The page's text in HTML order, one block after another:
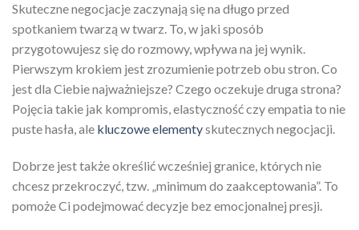
Skuteczne negocjacje zaczynają się na długo przed
spotkaniem twarzą w twarz. To, w jaki sposób
przygotowujesz się do rozmowy, wpływa na jej wynik.
Pierwszym krokiem jest zrozumienie potrzeb obu stron. Co
jest dla Ciebie najważniejsze? Czego oczekuje druga strona?
Pojęcia takie jak kompromis, elastyczność czy empatia to nie
puste hasła, ale kluczowe elementyskutecznych negocjacji.
Dobrze jest także określić wcześniej granice, których nie
chcesz przekroczyć, tzw. „minimum do zaakceptowania”. To
pomoże Ci podejmować decyzje bez emocjonalnej presji.